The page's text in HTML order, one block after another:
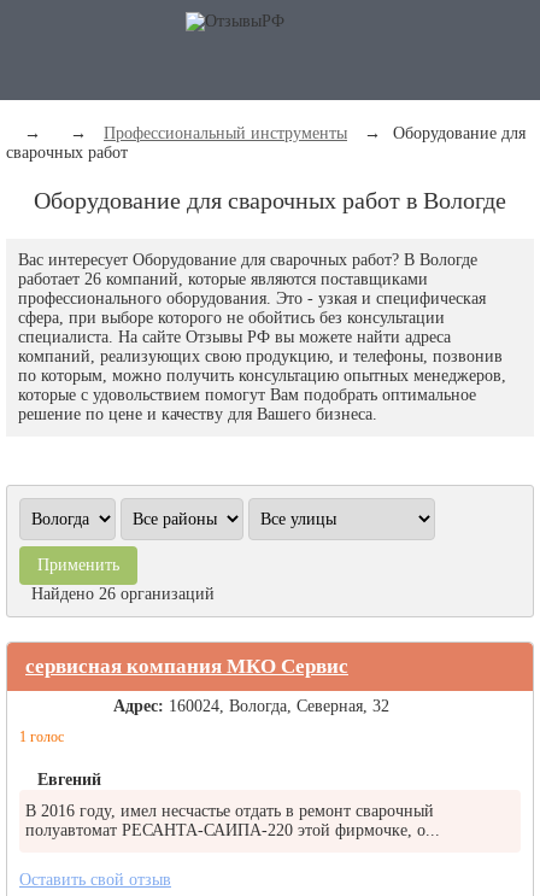
→ → Профессиональный инструменты →
Оборудование для
сварочных работ
Оборудование для сварочных работ в Вологде
Вас интересует Оборудование для сварочных работ? В Вологде
работает 26 компаний, которые являются поставщиками
профессионального оборудования. Это - узкая и специфическая
сфера, при выборе которого не обойтись без консультации
специалиста. На сайте Отзывы РФ вы можете найти адреса
компаний, реализующих свою продукцию, и телефоны, позвонив
по которым, можно получить консультацию опытных менеджеров,
которые с удовольствием помогут Вам подобрать оптимальное
решение по цене и качеству для Вашего бизнеса.
Найдено 26 организаций
сервисная компания МКО Сервис
1 голос
Адрес: 160024, Вологда, Северная, 32
Евгений
В 2016 году, имел несчастье отдать в ремонт сварочный
полуавтомат РЕСАНТА-САИПА-220 этой фирмочке, о...
Оставить свой отзыв